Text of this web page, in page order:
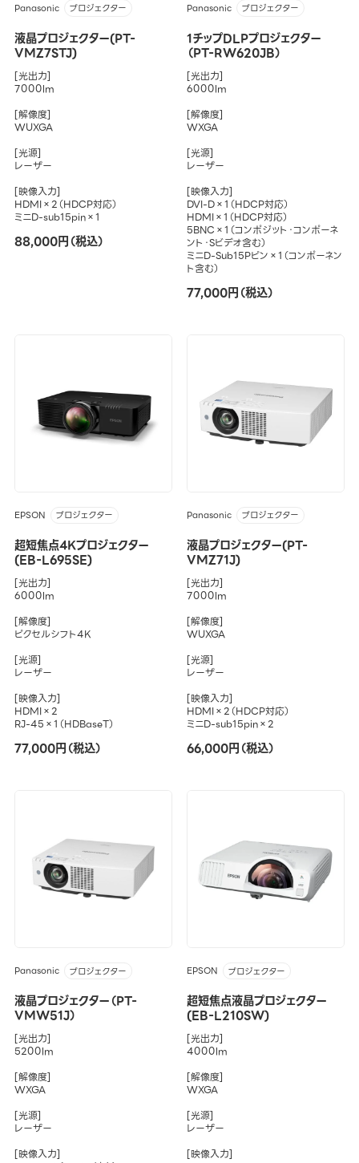
Panasonic プロジェクター
液晶プロジェクター(PT-
VMZ7STJ)
[光出力]
7000lm
[解像度]
WUXGA
[光源]
レーザー
[映像入力]
HDMI×2（HDCP対応）
ミニD-sub15pin×1
88,000円（税込）
Panasonic プロジェクター
1チップDLPプロジェクター
（PT-RW620JB）
[光出力]
6000lm
[解像度]
WXGA
[光源]
レーザー
[映像入力]
DVI-D×1（HDCP対応）
HDMI×1（HDCP対応）
5BNC×1（コンポジット・コンポーネ
ント・Sビデオ含む）
ミニD-Sub15Pピン×1（コンポーネン
ト含む）
77,000円（税込）
EPSON プロジェクター
超短焦点4Kプロジェクター
(EB-L695SE)
[光出力]
6000lm
[解像度]
ピクセルシフト4K
[光源]
レーザー
[映像入力]
HDMI×2
RJ-45×1（HDBaseT）
77,000円（税込）
Panasonic プロジェクター
液晶プロジェクター(PT-
VMZ71J)
[光出力]
7000lm
[解像度]
WUXGA
[光源]
レーザー
[映像入力]
HDMI×2（HDCP対応）
ミニD-sub15pin×2
66,000円（税込）
Panasonic プロジェクター
液晶プロジェクター（PT-
VMW51J）
[光出力]
5200lm
[解像度]
WXGA
[光源]
レーザー
[映像入力]
EPSON プロジェクター
超短焦点液晶プロジェクター
(EB-L210SW)
[光出力]
4000lm
[解像度]
WXGA
[光源]
レーザー
[映像入力]